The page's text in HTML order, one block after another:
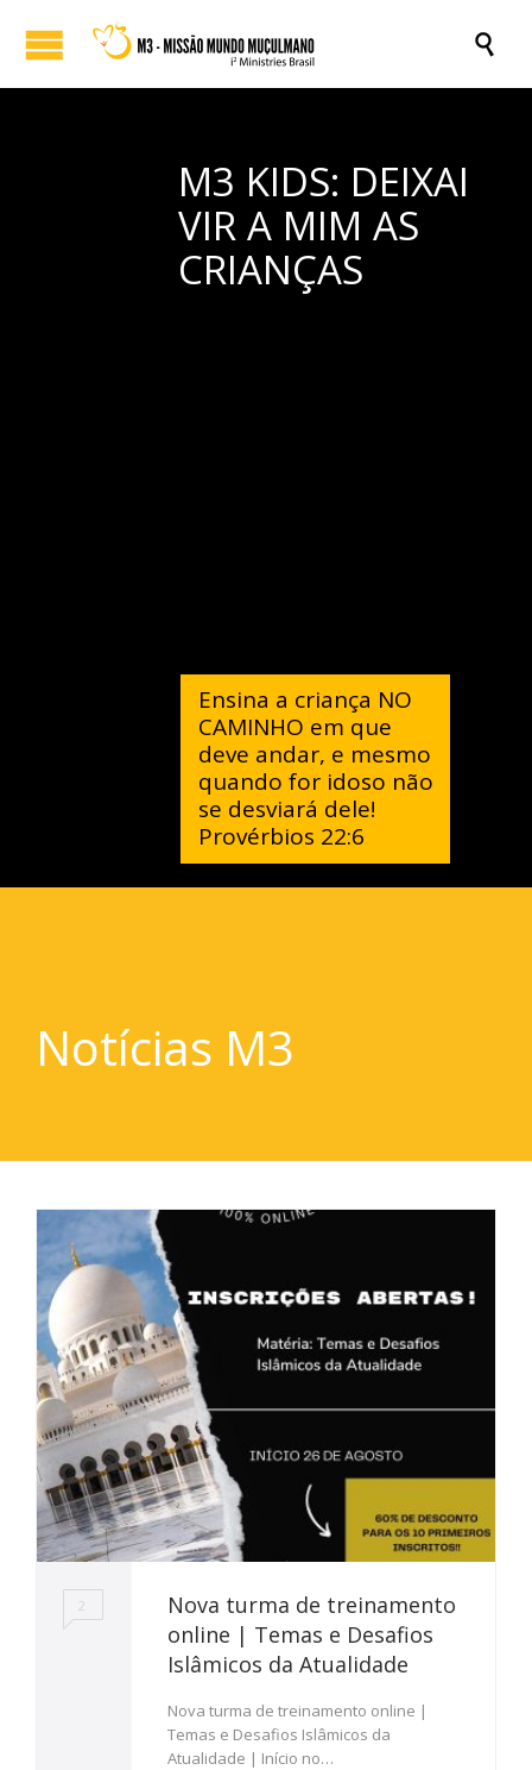

Ensina a criança NO
CAMINHO em que
deve andar, e mesmo
quando for idoso não
se desviará dele!
Provérbios 22:6
M3 KIDS: DEIXAI
VIR A MIM AS
CRIANÇAS
Notícias M3
2
Nova turma de treinamento
online | Temas e Desafios
Islâmicos da Atualidade
Nova turma de treinamento online |
Temas e Desafios Islâmicos da
Atualidade | Início no…